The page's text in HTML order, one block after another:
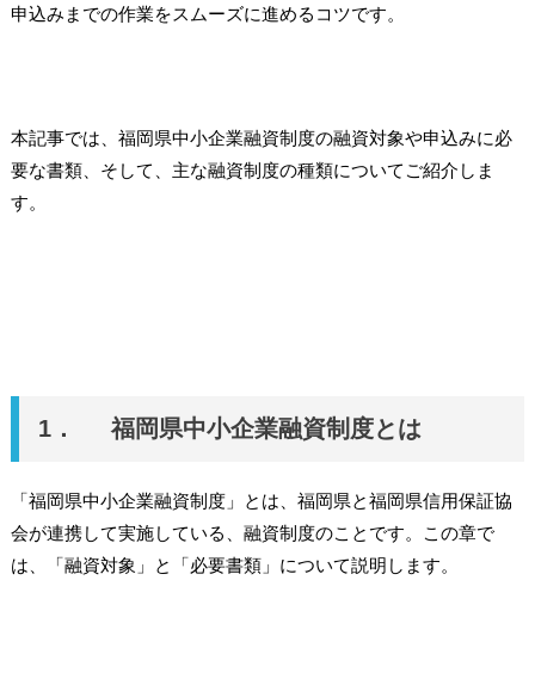
申込みまでの作業をスムーズに進めるコツです。
本記事では、福岡県中小企業融資制度の融資対象や申込みに必
要な書類、そして、主な融資制度の種類についてご紹介しま
す。
1． 福岡県中小企業融資制度とは
「福岡県中小企業融資制度」とは、福岡県と福岡県信用保証協
会が連携して実施している、融資制度のことです。この章で
は、「融資対象」と「必要書類」について説明します。